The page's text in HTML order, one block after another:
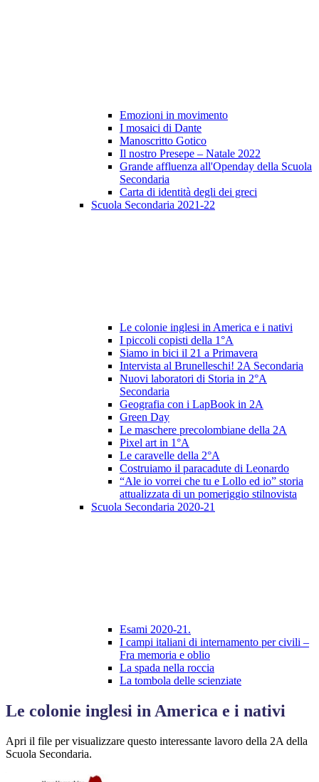
Emozioni in movimento
I mosaici di Dante
Manoscritto Gotico
Il nostro Presepe – Natale 2022
Grande affluenza all'Openday della Scuola
Secondaria
Carta di identità degli dei greci
Scuola Secondaria 2021-22
Le colonie inglesi in America e i nativi
I piccoli copisti della 1°A
Siamo in bici il 21 a Primavera
Intervista al Brunelleschi! 2A Secondaria
Nuovi laboratori di Storia in 2°A
Secondaria
Geografia con i LapBook in 2A
Green Day
Le maschere precolombiane della 2A
Pixel art in 1°A
Le caravelle della 2°A
Costruiamo il paracadute di Leonardo
“Ale io vorrei che tu e Lollo ed io” storia
attualizzata di un pomeriggio stilnovista
Scuola Secondaria 2020-21
Esami 2020-21.
I campi italiani di internamento per civili –
Fra memoria e oblio
La spada nella roccia
La tombola delle scienziate
Le colonie inglesi in America e i nativi
Apri il file per visualizzare questo interessante lavoro della 2A della
Scuola Secondaria.